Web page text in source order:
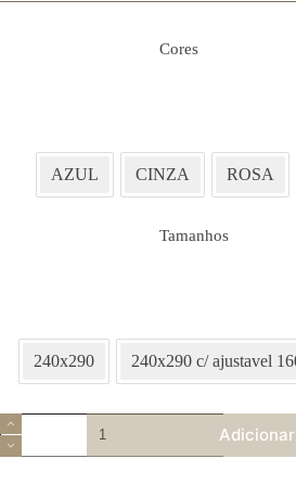
Cores
AZUL CINZA ROSA
Tamanhos
240x290 240x290 c/ ajustavel
Quantidade
de
Jogo
Adicionar